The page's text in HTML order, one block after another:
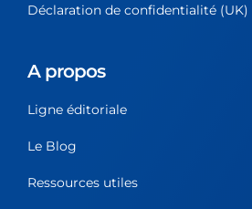
Déclaration de confidentialité (UK)
A propos
Ligne éditoriale
Le Blog
Ressources utiles